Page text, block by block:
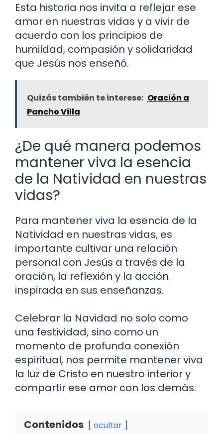
Esta historia nos invita a reflejar ese
amor en nuestras vidas y a vivir de
acuerdo con los principios de
humildad, compasión y solidaridad
que Jesús nos enseñó.
Quizás también te interese: Oración a
Pancho Villa
¿De qué manera podemos
mantener viva la esencia
de la Natividad en nuestras
vidas?
Para mantener viva la esencia de la
Natividad en nuestras vidas, es
importante cultivar una relación
personal con Jesús a través de la
oración, la reflexión y la acción
inspirada en sus enseñanzas.
Celebrar la Navidad no solo como
una festividad, sino como un
momento de profunda conexión
espiritual, nos permite mantener viva
la luz de Cristo en nuestro interior y
compartir ese amor con los demás.
Contenidos ocultar